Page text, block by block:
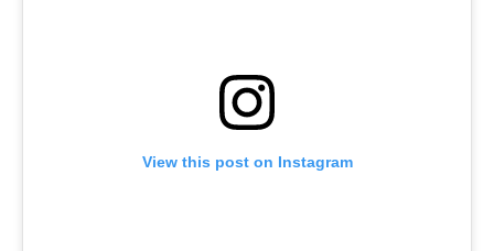
View this post on Instagram